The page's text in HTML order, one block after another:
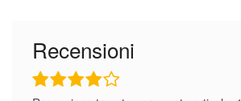
Recensioni